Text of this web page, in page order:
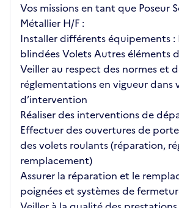
Vos missions en tant que Poseur
Métallier H/F :
Installer différents équipements :
blindées Volets Autres éléments
Veiller au respect des normes et
réglementations en vigueur dans
d’intervention
Réaliser des interventions de
Effectuer des ouvertures de
des volets roulants (réparation,
remplacement)
Assurer la réparation et le
poignées et systèmes de